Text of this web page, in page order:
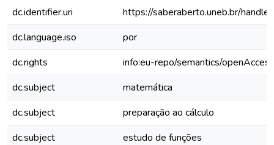
dc.identifier.uri
https://saberaberto.uneb.br/
dc.language.iso
por
dc.rights
info:eu-repo/semantics/openAccess
dc.subject
matemática
dc.subject
preparação ao cálculo
dc.subject
estudo de funções